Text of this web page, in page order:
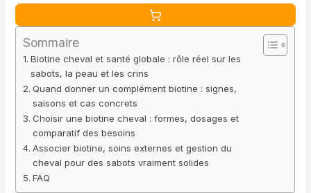
Sommaire
Biotine cheval et santé globale : rôle réel sur les
sabots, la peau et les crins
Quand donner un complément biotine : signes,
saisons et cas concrets
Choisir une biotine cheval : formes, dosages et
comparatif des besoins
Associer biotine, soins externes et gestion du
cheval pour des sabots vraiment solides
FAQ